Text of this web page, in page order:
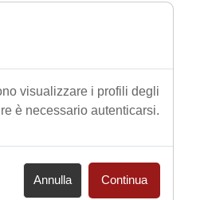
visualizzare i profili degli
è necessario autenticarsi.
Annulla Continua